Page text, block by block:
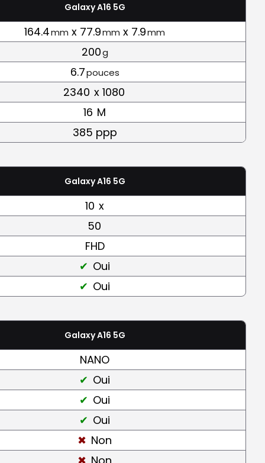
Galaxy A16 5G
164.4mm x 77.9mm x 7.9mm
200g
6.7pouces
2340 x 1080
16 M
385 ppp
Galaxy A16 5G
10 x
50
FHD
Oui
Oui
Galaxy A16 5G
NANO
Oui
Oui
Oui
Non